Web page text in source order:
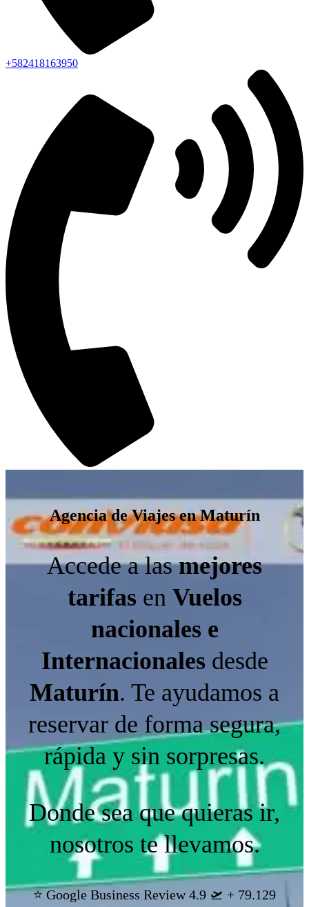
+582418163950
Agencia de Viajes en Maturín
Accede a lasmejores
tarifas en Vuelos
nacionales e
Internacionales desde
Maturín. Te ayudamos a
reservar de forma segura,
rápida y sin sorpresas.
Donde sea que quieras ir,
nosotros te llevamos.
⭐ Google Business Review 4.9 🛫 + 79.129